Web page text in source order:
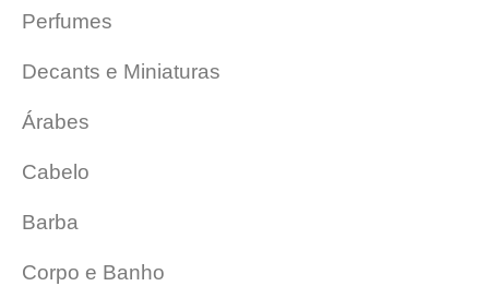
Perfumes
Decants e Miniaturas
Árabes
Cabelo
Barba
Corpo e Banho